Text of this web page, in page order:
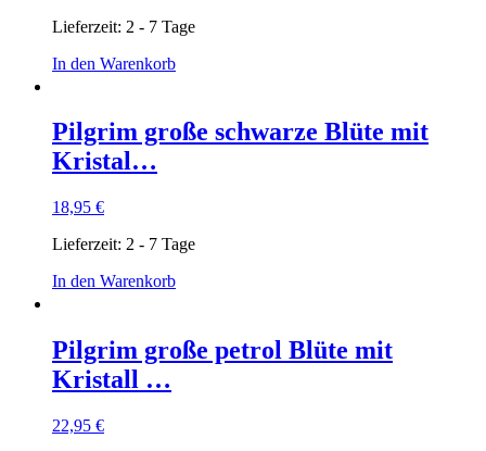
Lieferzeit: 2 - 7 Tage
In den Warenkorb
Pilgrim große schwarze Blüte mit
Kristal…
18,95 €
Lieferzeit: 2 - 7 Tage
In den Warenkorb
Pilgrim große petrol Blüte mit
Kristall …
22,95 €